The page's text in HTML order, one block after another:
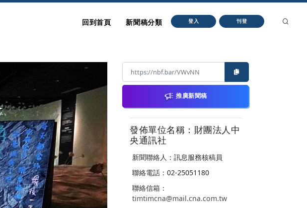
回到首頁 新聞稿分類 登入 刊登
推廣新聞稿
發佈單位名稱：財團法人中
央通訊社
新聞聯絡人：訊息服務核稿員
聯絡電話：02-25051180
聯絡信箱：
timtimcna@mail.cna.com.tw